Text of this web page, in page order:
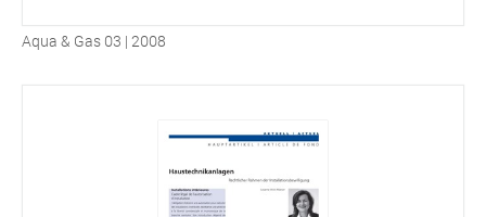
Aqua & Gas 03 | 2008